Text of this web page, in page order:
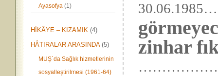
Ayasofya (1)
HİKÂYE – KIZAMIK (4)
HÂTIRALAR ARASINDA(5)
MUŞ`da Sağlık hizmetlerinin
sosyalleştirilmesi (1961-64)
zinhar